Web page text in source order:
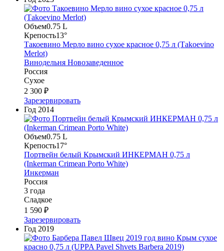
Объем0.75 L
Крепость13°
Такоевино Мерло вино сухое красное 0,75 л (Тakoevino
Merlot)
Винодельня Новозаведенное
Россия
Сухое
2 300 ₽
Зарезервировать
Год 2014
Объем0.75 L
Крепость17°
Портвейн белый Крымский ИНКЕРМАН 0,75 л
(Inkerman Crimean Porto White)
Инкерман
Россия
3 года
Сладкое
1 590 ₽
Зарезервировать
Год 2019